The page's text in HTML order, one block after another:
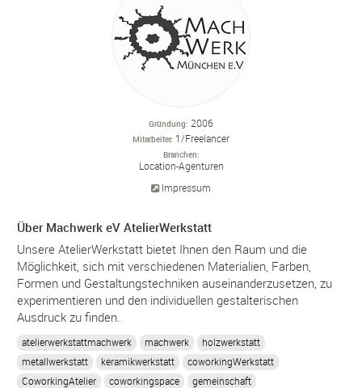
Gründung 2006
Mitarbeiter 1/Freelancer
Branchen
Location-Agenturen
Impressum
Über Machwerk eV AtelierWerkstatt
Unsere AtelierWerkstatt bietet Ihnen den Raum und die
Möglichkeit, sich mit verschiedenen Materialien, Farben,
Formen und Gestaltungstechniken auseinanderzusetzen, zu
experimentieren und den individuellen gestalterischen
Ausdruck zu finden.
atelierwerkstattmachwerk machwerk
holzwerkstatt
metallwerkstatt
keramikwerkstatt
coworkingWerkstatt
CoworkingAtelier
coworkingspace gemeinschaft